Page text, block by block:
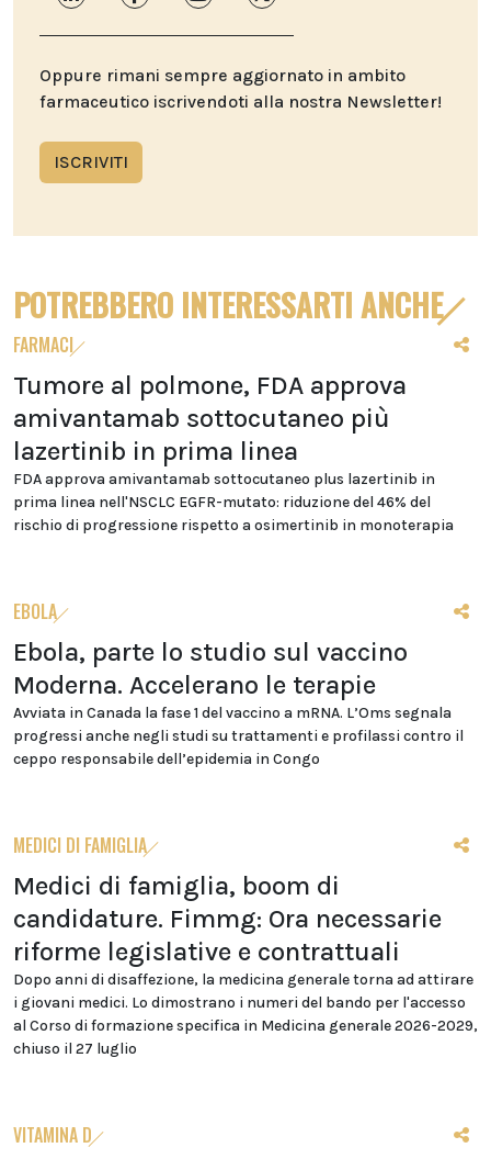
Oppure rimani sempre aggiornato in ambito
farmaceutico iscrivendoti alla nostra Newsletter!
ISCRIVITI
POTREBBERO INTERESSARTI ANCHE
FARMACI
Tumore al polmone, FDA approva
amivantamab sottocutaneo più
lazertinib in prima linea
FDA approva amivantamab sottocutaneo plus lazertinib in
prima linea nell'NSCLC EGFR-mutato: riduzione del 46% del
rischio di progressione rispetto a osimertinib in monoterapia
EBOLA
Ebola, parte lo studio sul vaccino
Moderna. Accelerano le terapie
Avviata in Canada la fase 1 del vaccino a mRNA. L’Oms segnala
progressi anche negli studi su trattamenti e profilassi contro il
ceppo responsabile dell’epidemia in Congo
MEDICI DI FAMIGLIA
Medici di famiglia, boom di
candidature. Fimmg: Ora necessarie
riforme legislative e contrattuali
Dopo anni di disaffezione, la medicina generale torna ad attirare
i giovani medici. Lo dimostrano i numeri del bando per l'accesso
al Corso di formazione specifica in Medicina generale 2026-2029,
chiuso il 27 luglio
VITAMINA D